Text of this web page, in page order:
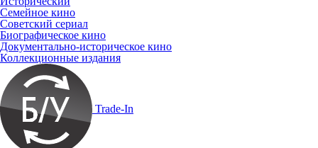
Семейное кино
Советский сериал
Биографическое кино
Документально-историческое кино
Коллекционные издания
Trade-In